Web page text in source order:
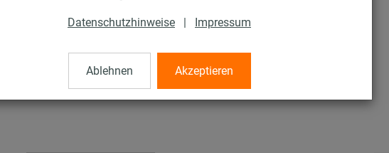
Datenschutzhinweise | Impressum
Ablehnen Akzeptieren